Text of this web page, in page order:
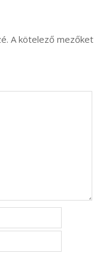
A kötelező mezőket